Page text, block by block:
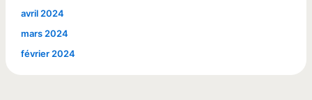
avril 2024
mars 2024
février 2024